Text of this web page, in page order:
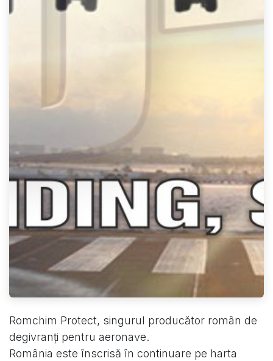
Romchim Protect, singurul producător român de
degivranți pentru aeronave.
România este înscrisă în continuare pe harta